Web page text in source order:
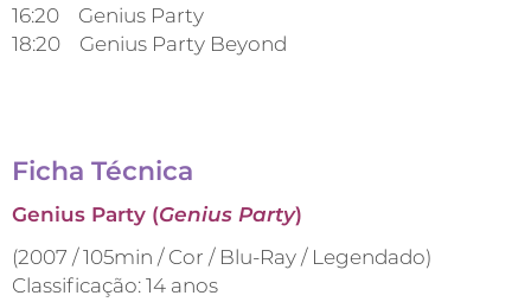
16:20 Genius Party
18:20 Genius Party Beyond
Ficha Técnica
Genius Party (Genius Party)
(2007 / 105min / Cor / Blu-Ray / Legendado)
Classificação: 14 anos